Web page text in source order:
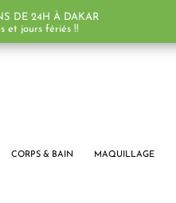
CORPS & BAIN MAQUILLAGE
DE 24H À DAKAR
et jours fériés !!